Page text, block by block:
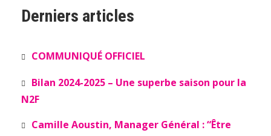
Derniers articles
COMMUNIQUÉ OFFICIEL
Bilan 2024-2025 – Une superbe saison pour la
N2F
Camille Aoustin, Manager Général : “Être